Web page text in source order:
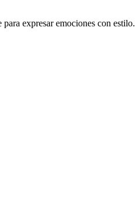
expresar emociones con estilo.